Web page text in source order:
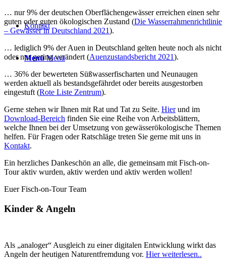
Kontakt
Menü Menü
… nur 9% der deutschen Oberflächengewässer erreichen einen sehr
guten oder guten ökologischen Zustand (Die Wasserrahmenrichtlinie
– Gewässer in Deutschland 2021).
… lediglich 9% der Auen in Deutschland gelten heute noch als nicht
oder nur gering verändert (Auenzustandsbericht 2021).
… 36% der bewerteten Süßwasserfischarten und Neunaugen
werden aktuell als bestandsgefährdet oder bereits ausgestorben
eingestuft (Rote Liste Zentrum).
Gerne stehen wir Ihnen mit Rat und Tat zu Seite. Hierund im
Download-Bereich finden Sie eine Reihe von Arbeitsblättern,
welche Ihnen bei der Umsetzung von gewässerökologische Themen
helfen. Für Fragen oder Ratschläge treten Sie gerne mit uns in
Kontakt.
Ein herzliches Dankeschön an alle, die gemeinsam mit Fisch-on-
Tour aktiv wurden, aktiv werden und aktiv werden wollen!
Euer Fisch-on-Tour Team
Kinder & Angeln
Als „analoger“ Ausgleich zu einer digitalen Entwicklung wirkt das
Angeln der heutigen Naturentfremdung vor. Hier weiterlesen..